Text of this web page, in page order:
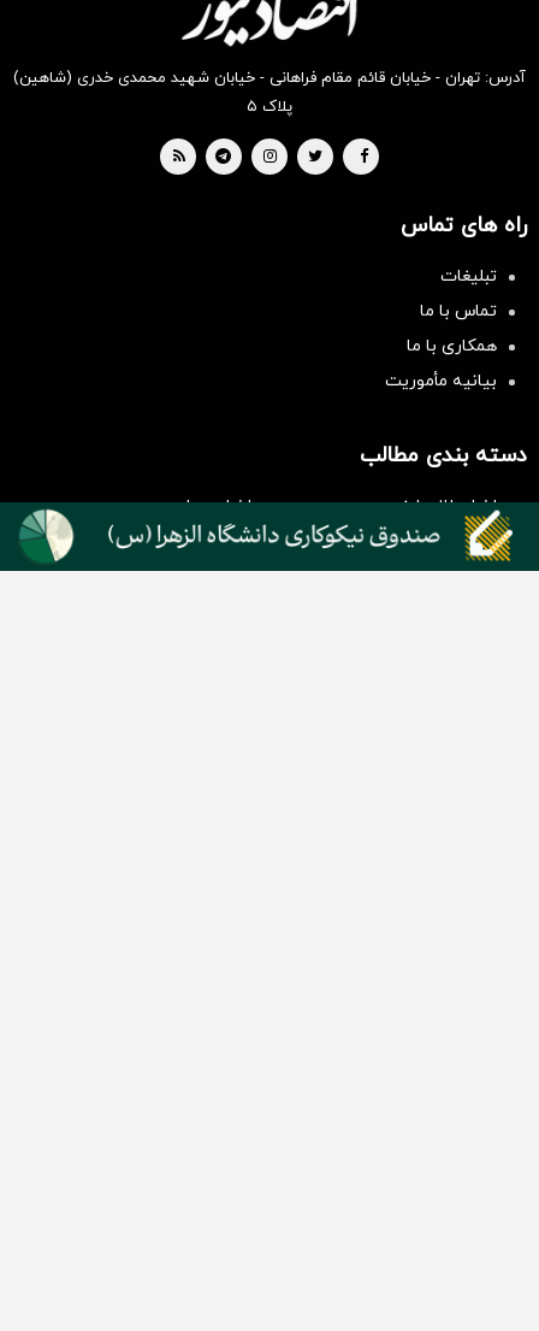
آدرس: تهران - خیابان قائم مقام فراهانی - خیابان شهید محمدی خدری (شاهین)
پلاک ۵
راه های تماس
تبلیغات
تماس با ما
همکاری با ما
بیانیه مأموریت
دسته بندی مطالب
اخبار طلا و ارز
اخبار سیاسی
اخبار بورس
اخبار مسکن
اخبار خودرو
اخبار تکنولوژی